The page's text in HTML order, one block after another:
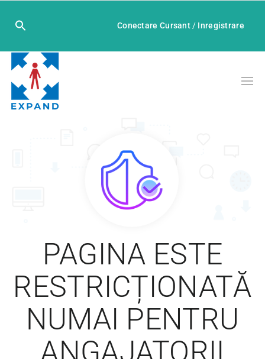
Conectare Cursant / Inregistrare
PAGINA ESTE
RESTRICȚIONATĂ
NUMAI PENTRU
ANGAJATORII